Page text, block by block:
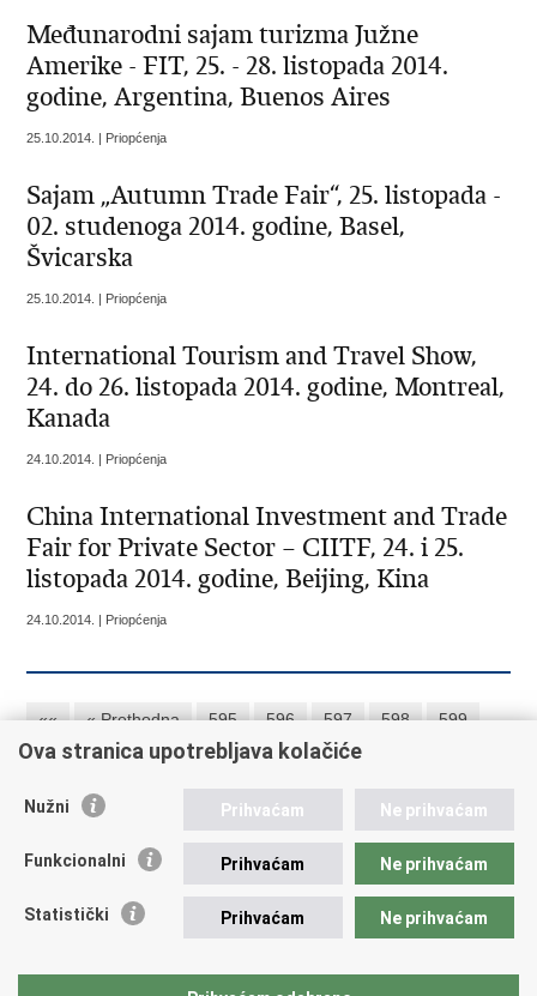
Međunarodni sajam turizma Južne
Amerike - FIT, 25. - 28. listopada 2014.
godine, Argentina, Buenos Aires
25.10.2014. | Priopćenja
Sajam „Autumn Trade Fair“, 25. listopada -
02. studenoga 2014. godine, Basel,
Švicarska
25.10.2014. | Priopćenja
International Tourism and Travel Show,
24. do 26. listopada 2014. godine, Montreal,
Kanada
24.10.2014. | Priopćenja
China International Investment and Trade
Fair for Private Sector – CIITF, 24. i 25.
listopada 2014. godine, Beijing, Kina
24.10.2014. | Priopćenja
«« « Prethodna 595 596 597 598
599
600
601 602 603 604 Sljedeća »
Republika Hrvatska
Trg N.Š. Zrinskog 7-8, 10000 Zagreb
fax: +385 (0)1 4551 795, +385 (0)1 4920 149
Ova stranica upotrebljava kolačiće
Nužni Prihvaćam Ne prihvaćam
Funkcionalni Prihvaćam Ne prihvaćam
Statistički Prihvaćam Ne prihvaćam